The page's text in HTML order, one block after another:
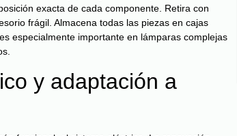
exacta de cada componente. Retira con
frágil. Almacena todas las piezas en cajas
especialmente importante en lámparas complejas
y adaptación a